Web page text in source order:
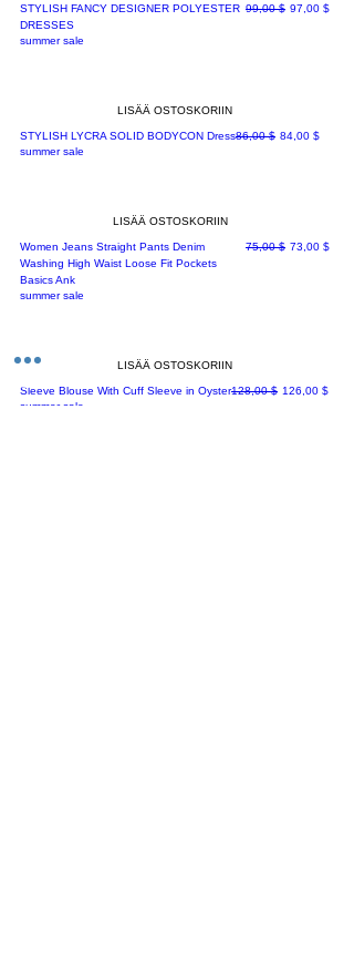
STYLISH FANCY DESIGNER POLYESTER
DRESSES
Normaali hinta
99,00 $ Alehinta
97,00 $
summer sale
LISÄÄ OSTOSKORIIN
STYLISH LYCRA SOLID BODYCON DressNormaali hinta
86,00 $ Alehinta
84,00 $
summer sale
LISÄÄ OSTOSKORIIN
Women Jeans Straight Pants Denim
Washing High Waist Loose Fit Pockets
Basics Ank
Normaali hinta
75,00 $ Alehinta
73,00 $
summer sale
LISÄÄ OSTOSKORIIN
Sleeve Blouse With Cuff Sleeve in OysterNormaali hinta
128,00 $ Alehinta
126,00 $
summer sale